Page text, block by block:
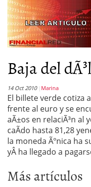
Baja del
14 Oct 2010 Marina
El billete verde cotiza
frente al euro y se
aÃ±os en relaciÃ³n al
caÃ­do hasta 81,28
la moneda Ãºnica ha
yÂ ha llegado a
Más artículos